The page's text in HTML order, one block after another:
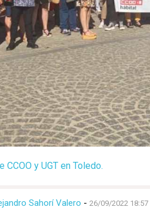
y UGT en Toledo.
Sahorí Valero - 26/09/2022 18:57